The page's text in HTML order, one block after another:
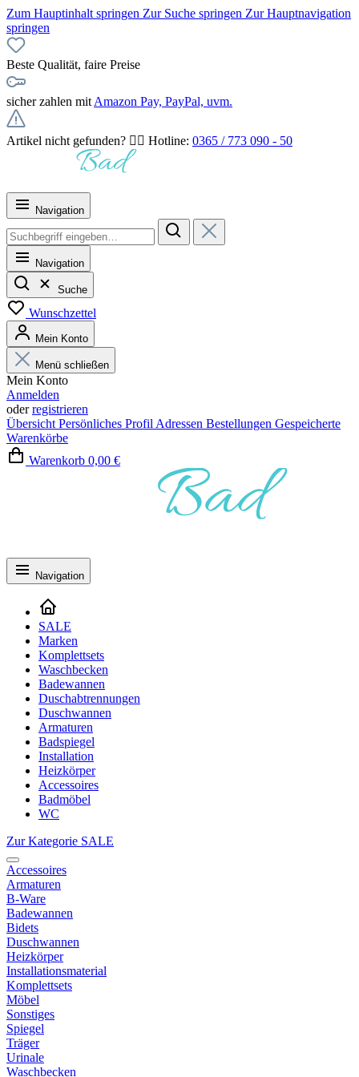
Zum Hauptinhalt springen Zur Suche springen Zur Hauptnavigation
springen
Beste Qualität, faire Preise
sicher zahlen mit Amazon Pay, PayPal, uvm.
Artikel nicht gefunden? 👉🏻 Hotline: 0365 / 773 090 - 50
Navigation
Navigation
Suche
Wunschzettel
Mein Konto
Menü schließen
Mein Konto
Anmelden
oderregistrieren
Übersicht Persönliches Profil Adressen Bestellungen Gespeicherte
Warenkörbe
Warenkorb 0,00 €
Navigation
SALE
Marken
Komplettsets
Waschbecken
Badewannen
Duschabtrennungen
Duschwannen
Armaturen
Badspiegel
Installation
Heizkörper
Accessoires
Badmöbel
WC
Zur Kategorie SALE
Accessoires
Armaturen
B-Ware
Badewannen
Bidets
Duschwannen
Heizkörper
Installationsmaterial
Komplettsets
Möbel
Sonstiges
Spiegel
Träger
Urinale
Waschbecken